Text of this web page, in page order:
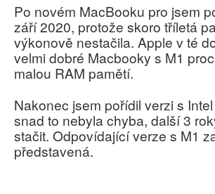
Po novém MacBooku pro jsem
září 2020, protože skoro tříletá
výkonově nestačila. Apple v té
velmi dobré Macbooky s M1
malou RAM pamětí.
Nakonec jsem pořídil verzi s
snad to nebyla chyba, další 3
stačit. Odpovídající verze s M1
představená.